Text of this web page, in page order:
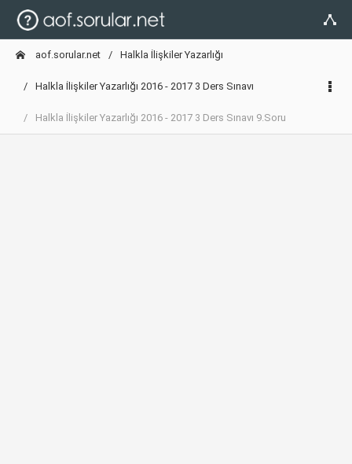
aof.sorular.net Halkla İlişkiler Yazarlığı
Halkla İlişkiler Yazarlığı 2016 - 2017 3 Ders Sınavı
Halkla İlişkiler Yazarlığı 2016 - 2017 3 Ders Sınavı 9.Soru